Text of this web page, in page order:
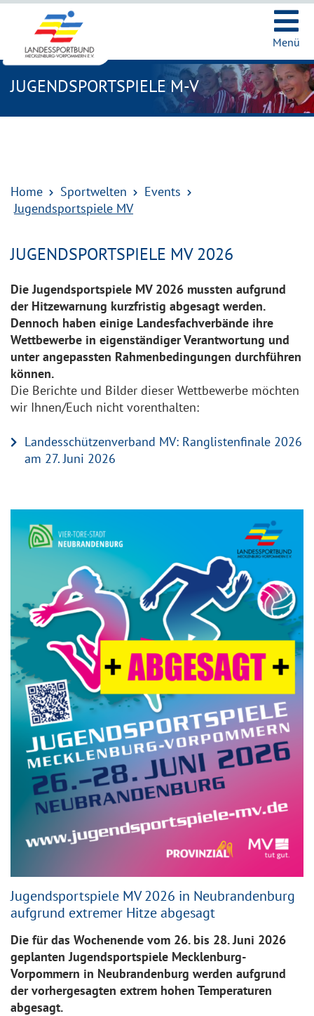
Menü
JUGENDSPORTSPIELE M-V
Home Sportwelten
Events
Jugendsportspiele MV
JUGENDSPORTSPIELE MV 2026
Die Jugendsportspiele MV 2026 mussten aufgrund
der Hitzewarnung kurzfristig abgesagt werden.
Dennoch haben einige Landesfachverbände ihre
Wettbewerbe in eigenständiger Verantwortung und
unter angepassten Rahmenbedingungen durchführen
können.
Die Berichte und Bilder dieser Wettbewerbe möchten
wir Ihnen/Euch nicht vorenthalten:
Landesschützenverband MV: Ranglistenfinale 2026
am 27. Juni 2026
Jugendsportspiele MV 2026 in Neubrandenburg
aufgrund extremer Hitze abgesagt
Die für das Wochenende vom 26. bis 28. Juni 2026
geplanten Jugendsportspiele Mecklenburg-
Vorpommern in Neubrandenburg werden aufgrund
der vorhergesagten extrem hohen Temperaturen
abgesagt.